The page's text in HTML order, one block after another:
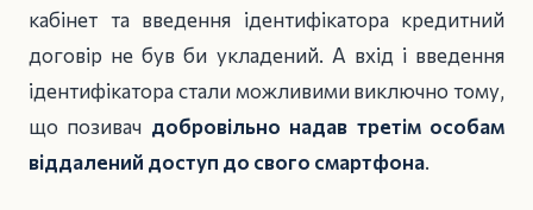
кабінет та введення ідентифікатора кредитний
договір не був би укладений. А вхід і введення
ідентифікатора стали можливими виключно тому,
що позивач добровільно надав третім особам
віддалений доступ до свого смартфона.